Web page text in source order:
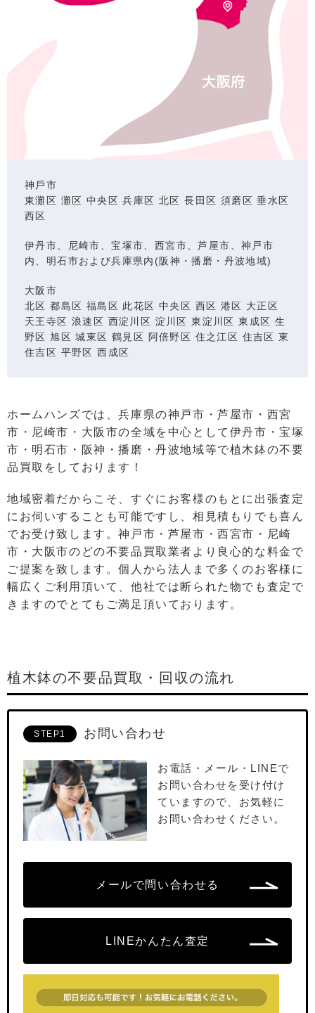
神⼾市
東灘区 灘区 中央区 兵庫区 北区 ⻑⽥区 須磨区 垂⽔区
⻄区
伊丹市、尼崎市、宝塚市、西宮市、芦屋市、神戸市
内、明石市および兵庫県内(阪神・播磨・丹波地域)
⼤阪市
北区 都島区 福島区 此花区 中央区 ⻄区 港区 ⼤正区
天王寺区 浪速区 ⻄淀川区 淀川区 東淀川区 東成区 ⽣
野区 旭区 城東区 鶴⾒区 阿倍野区 住之江区 住吉区 東
住吉区 平野区 ⻄成区
ホームハンズでは、兵庫県の神戸市・芦屋市・西宮
市・尼崎市・大阪市の全域を中心として伊丹市・宝塚
市・明石市・阪神・播磨・丹波地域等で植木鉢の不要
品買取をしております！
地域密着だからこそ、すぐにお客様のもとに出張査定
にお伺いすることも可能ですし、相⾒積もりでも喜ん
でお受け致します。神戸市・芦屋市・西宮市・尼崎
市・大阪市のどの不要品買取業者より良⼼的な料⾦で
ご提案を致します。個⼈から法⼈まで多くのお客様に
幅広くご利⽤頂いて、他社では断られた物でも査定で
きますのでとてもご満⾜頂いております。
植木鉢の不要品買取・回収の流れ
STEP1 お問い合わせ
お電話・メール・LINEで
お問い合わせを受け付け
ていますので、お気軽に
お問い合わせください。
メールで問い合わせる
LINEかんたん査定